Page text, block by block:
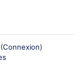
Connexion)